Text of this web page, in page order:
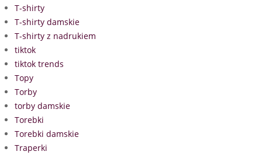
T-shirty
T-shirty damskie
T-shirty z nadrukiem
tiktok
tiktok trends
Topy
Torby
torby damskie
Torebki
Torebki damskie
Traperki